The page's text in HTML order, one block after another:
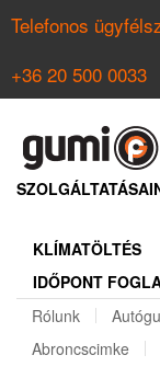
Telefonos
+36 20 500 0033
NYÁRI GUMI
REGISZTRÁCIÓ
KLÍMATÖLTÉS
IDŐPONT
Rólunk
Abroncscimke